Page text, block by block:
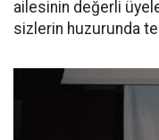
ailesinin değerli
sizlerin huzurunda